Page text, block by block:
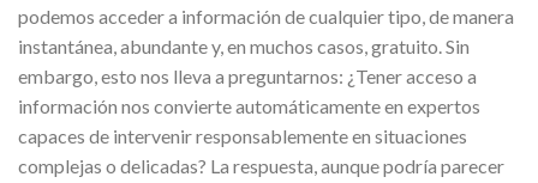
podemos acceder a información de cualquier tipo, de manera
instantánea, abundante y, en muchos casos, gratuito. Sin
embargo, esto nos lleva a preguntarnos: ¿Tener acceso a
información nos convierte automáticamente en expertos
capaces de intervenir responsablemente en situaciones
complejas o delicadas? La respuesta, aunque podría parecer